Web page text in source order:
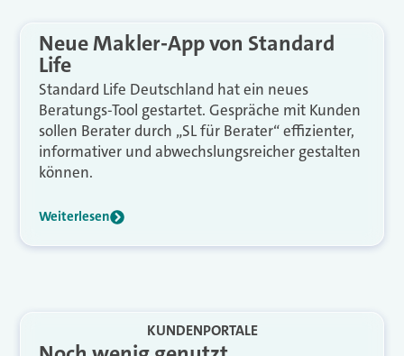
Neue Makler-App von Standard
Life
Standard Life Deutschland hat ein neues
Beratungs-Tool gestartet. Gespräche mit Kunden
sollen Berater durch „SL für Berater“ effizienter,
informativer und abwechslungsreicher gestalten
können.
Weiterlesen
KUNDENPORTALE